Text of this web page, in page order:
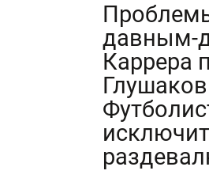
давным-
Каррера